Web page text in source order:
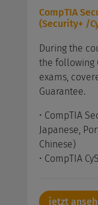
CompTIA
(Security+ /
During the
the following
exams,
Guarantee.
• CompTIA
Japanese,
Chinese)
• CompTIA
jetzt